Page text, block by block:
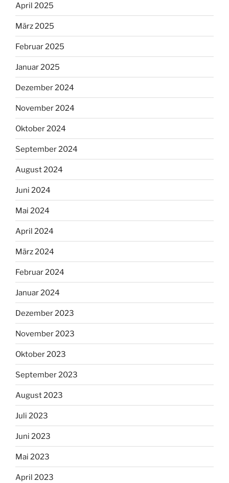
April 2025
März 2025
Februar 2025
Januar 2025
Dezember 2024
November 2024
Oktober 2024
September 2024
August 2024
Juni 2024
Mai 2024
April 2024
März 2024
Februar 2024
Januar 2024
Dezember 2023
November 2023
Oktober 2023
September 2023
August 2023
Juli 2023
Juni 2023
Mai 2023
April 2023